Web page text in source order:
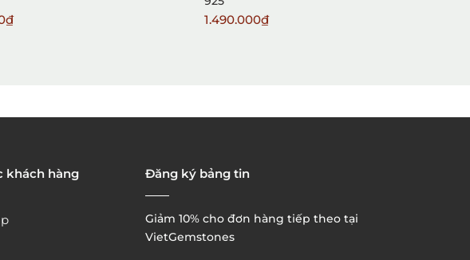
chúng tôi:
1.490.000₫
khách hàng Đăng ký bảng tin
Giảm 10% cho đơn hàng tiếp theo tại
VietGemstones